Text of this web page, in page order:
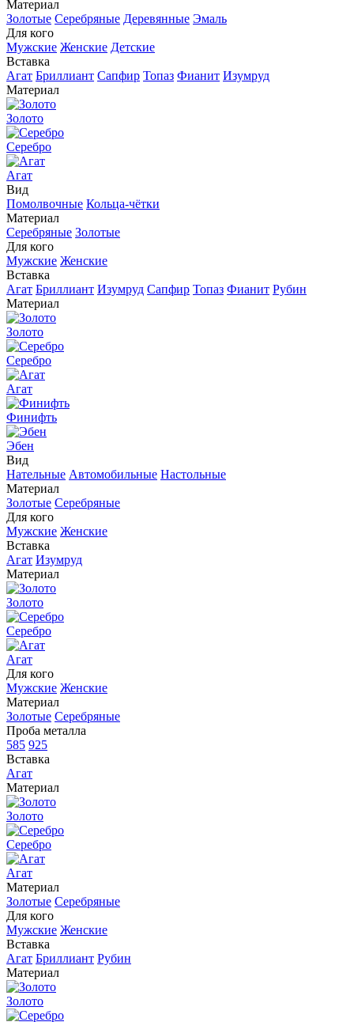
Материал
Золотые Серебряные Деревянные Эмаль
Для кого
Мужские Женские Детские
Вставка
Агат Бриллиант Сапфир Топаз Фианит Изумруд
Материал
Золото
Серебро
Агат
Вид
Помолвочные Кольца-чётки
Материал
Серебряные Золотые
Для кого
Мужские Женские
Вставка
Агат Бриллиант Изумруд Сапфир Топаз Фианит Рубин
Материал
Золото
Серебро
Агат
Финифть
Эбен
Вид
Нательные Автомобильные Настольные
Материал
Золотые Серебряные
Для кого
Мужские Женские
Вставка
Агат Изумруд
Материал
Золото
Серебро
Агат
Для кого
Мужские Женские
Материал
Золотые Серебряные
Проба металла
585 925
Вставка
Агат
Материал
Золото
Серебро
Агат
Материал
Золотые Серебряные
Для кого
Мужские Женские
Вставка
Агат Бриллиант Рубин
Материал
Золото